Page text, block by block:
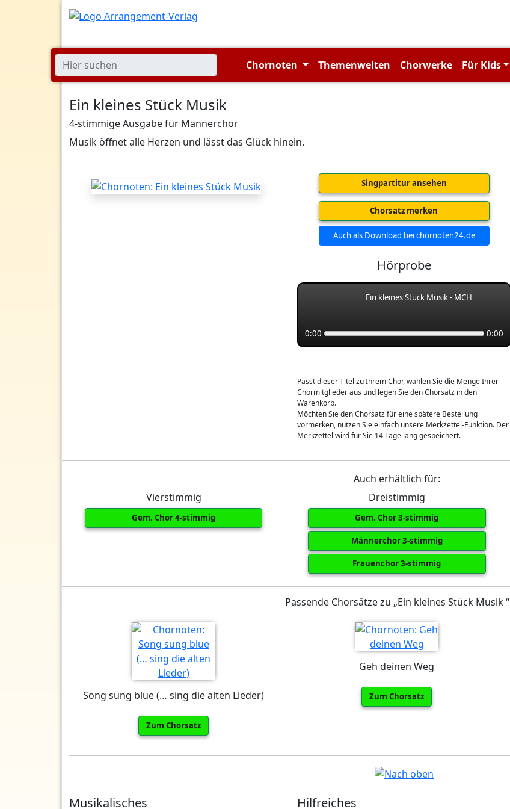
Chornoten Themenwelten Chorwerke Für Kids
Ein kleines Stück Musik
4-stimmige Ausgabe für Männerchor
Musik öffnet alle Herzen und lässt das Glück hinein.
Singpartitur ansehen
Chorsatz merken
Auch als Download bei chornoten24.de
Hörprobe
Ein kleines Stück Musik - MCH
0:00 0:00
Passt dieser Titel zu Ihrem Chor, wählen Sie die Menge Ihrer
Chormitglieder aus und legen Sie den Chorsatz in den
Warenkorb.
Möchten Sie den Chorsatz für eine spätere Bestellung
vormerken, nutzen Sie einfach unsere Merkzettel-Funktion. Der
Merkzettel wird für Sie 14 Tage lang gespeichert.
Auch erhältlich für:
Vierstimmig
Gem. Chor 4-stimmig
Dreistimmig
Gem. Chor 3-stimmig
Männerchor 3-stimmig
Frauenchor 3-stimmig
Passende Chorsätze zu „Ein kleines Stück Musik “
Song sung blue (… sing die alten Lieder)
Zum Chorsatz
Geh deinen Weg
Zum Chorsatz
Musikalisches Hilfreiches